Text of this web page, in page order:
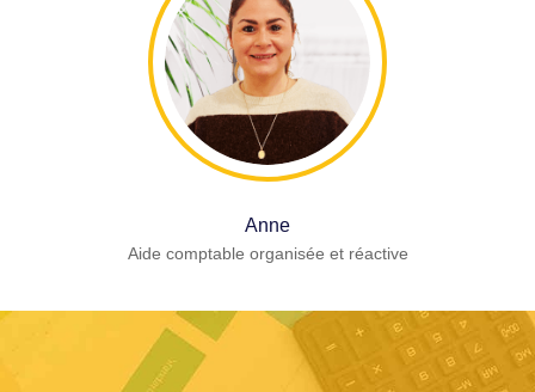
Anne
Aide comptable organisée et réactive